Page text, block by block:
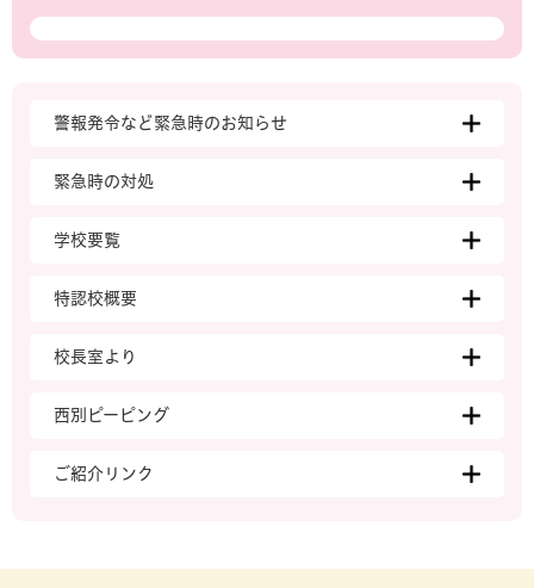
警報発令など緊急時のお知らせ
緊急時の対処
学校要覧
特認校概要
校長室より
西別ピーピング
ご紹介リンク